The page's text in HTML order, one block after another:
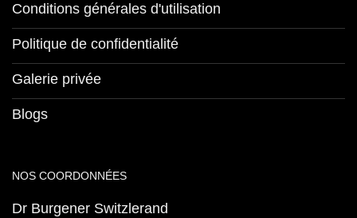
Conditions générales d'utilisation
Politique de confidentialité
Galerie privée
Blogs
NOS COORDONNÉES
Dr Burgener Switzlerand